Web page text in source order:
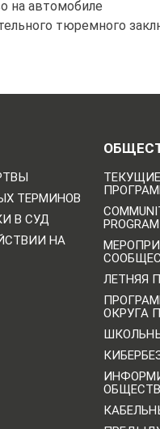
на автомобиле
тюремного
ТЕРМИНОВ
В СУД
НА
PROGRAM
ЛЕТНЯЯ
ОКРУГА